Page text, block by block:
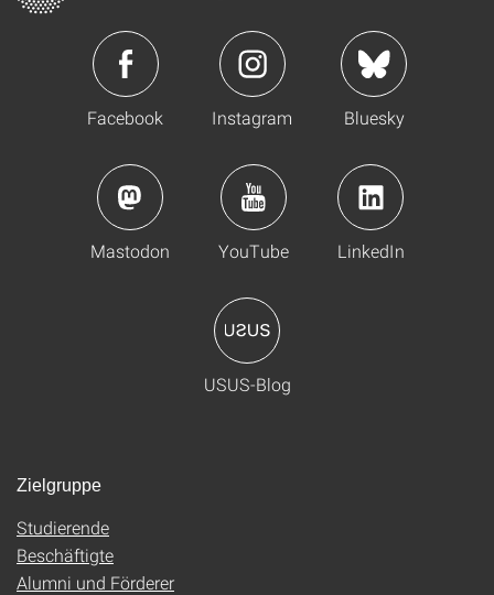
Facebook Instagram Bluesky
Mastodon YouTube LinkedIn
USUS-Blog
Zielgruppe
Studierende
Beschäftigte
Alumni und Förderer